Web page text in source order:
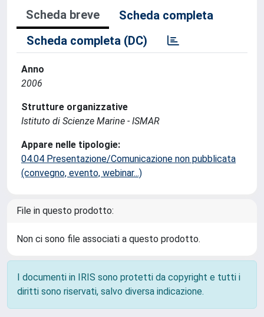
Scheda breve
Scheda completa
Scheda completa (DC)
Anno
2006
Strutture organizzative
Istituto di Scienze Marine - ISMAR
Appare nelle tipologie:
04.04 Presentazione/Comunicazione non pubblicata
(convegno, evento, webinar...)
File in questo prodotto:
Non ci sono file associati a questo prodotto.
I documenti in IRIS sono protetti da copyright e tutti i
diritti sono riservati, salvo diversa indicazione.